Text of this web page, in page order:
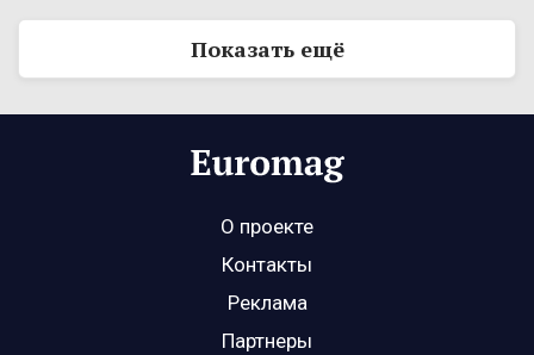
Показать ещё
О проекте
Контакты
Реклама
Партнеры